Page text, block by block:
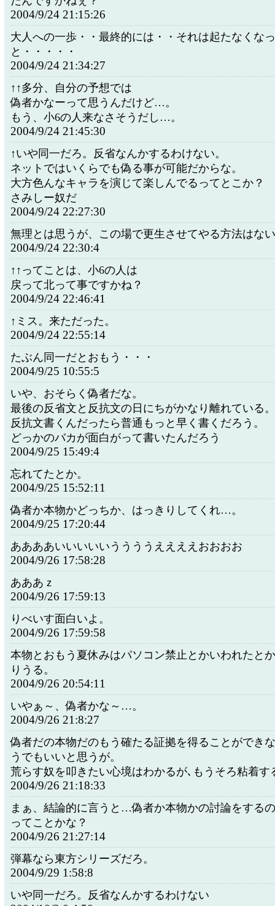
2004/9/24 21:15:26
大人への一歩・・最終的には・・それは起たなくな
と・・・・・
2004/9/24 21:34:27
↑↑多分、自分の予想では
偽者かなーって思うんだけど…。
もう、小6の人来なさそうだし…。
2004/9/24 21:45:30
↑いや同一だろ。反省なんかするわけない。
ネットではいくらでも偽る事が可能だからな。
大方色んなキャラを演じて楽しんでるってとこか？
さみしー奴だ
2004/9/24 22:27:30
無理とは思うが、この場で更生させてやる方法はな
2004/9/24 22:30:4
↑↑ってことは、小6の人は
戻って北って事ですかね？
2004/9/24 22:46:41
↑ミス。来ただった。
2004/9/24 22:55:14
たぶん同一だとおもう・・・
2004/9/25 10:55:5
いや、おそらく偽者だな。
最後の反省文と反抗文の日にちがかなり離れている。
反抗文書くんだったら普通もっと早く書くだろう。
どっかのバカが面白がって書いたんだろう
2004/9/25 15:49:4
忘れてたとか。
2004/9/25 15:52:11
偽者か本物かどっちか、はっきりしてくれ…。
2004/9/25 17:20:44
ああああいいいいいううううええええおおおお
2004/9/26 17:58:28
あああｚ
2004/9/26 17:59:13
りべいす面白いよ。
2004/9/26 17:59:58
本物とおもう夏休みはパソコン禁止とかいわれたと
りうる。
2004/9/26 20:54:11
いやぁ～、偽者かな～…。
2004/9/26 21:8:27
偽者だの本物だのもう確たる証拠を得ることができ
うでもいいと思うが。
荒らす奴を叩きたい心境はわかるが､もうそろ粘着す
2004/9/26 21:18:33
まぁ、結論的に言うと…偽者か本物かの討論をする
ってことかな？
2004/9/26 21:27:14
弾幕なら東方シリーズだろ。
2004/9/29 1:58:8
いや同一だろ。反省なんかするわけない